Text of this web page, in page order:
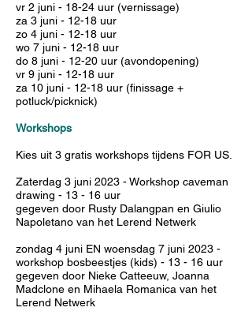
vr 2 juni - 18-24 uur (vernissage)
za 3 juni - 12-18 uur
zo 4 juni - 12-18 uur
wo 7 juni - 12-18 uur
do 8 juni - 12-20 uur (avondopening)
vr 9 juni - 12-18 uur
za 10 juni - 12-18 uur (finissage +
potluck/picknick)
Workshops
Kies uit 3 gratis workshops tijdens FOR US.
Zaterdag 3 juni 2023 - Workshop caveman
drawing - 13 - 16 uur
gegeven door Rusty Dalangpan en Giulio
Napoletano van het Lerend Netwerk
zondag 4 juni EN woensdag 7 juni 2023 -
workshop bosbeestjes (kids) - 13 - 16 uur
gegeven door Nieke Catteeuw, Joanna
Madclone en Mihaela Romanica van het
Lerend Netwerk